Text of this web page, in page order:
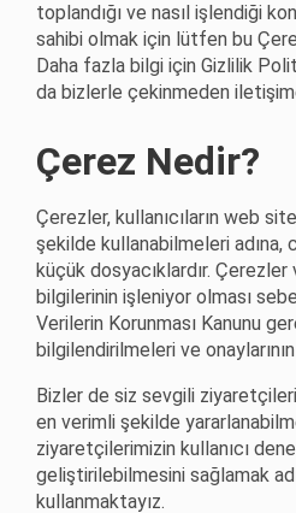
toplandığı ve nasıl işlendiği
sahibi olmak için lütfen bu
Daha fazla bilgi için Gizlilik
da bizlerle çekinmeden
Çerez Nedir?
Çerezler, kullanıcıların web
şekilde kullanabilmeleri adına,
küçük dosyacıklardır. Çerezler
bilgilerinin işleniyor olması
Verilerin Korunması Kanunu
bilgilendirilmeleri ve
Bizler de siz sevgili
en verimli şekilde
ziyaretçilerimizin kullanıcı
geliştirilebilmesini sağlamak
kullanmaktayız.